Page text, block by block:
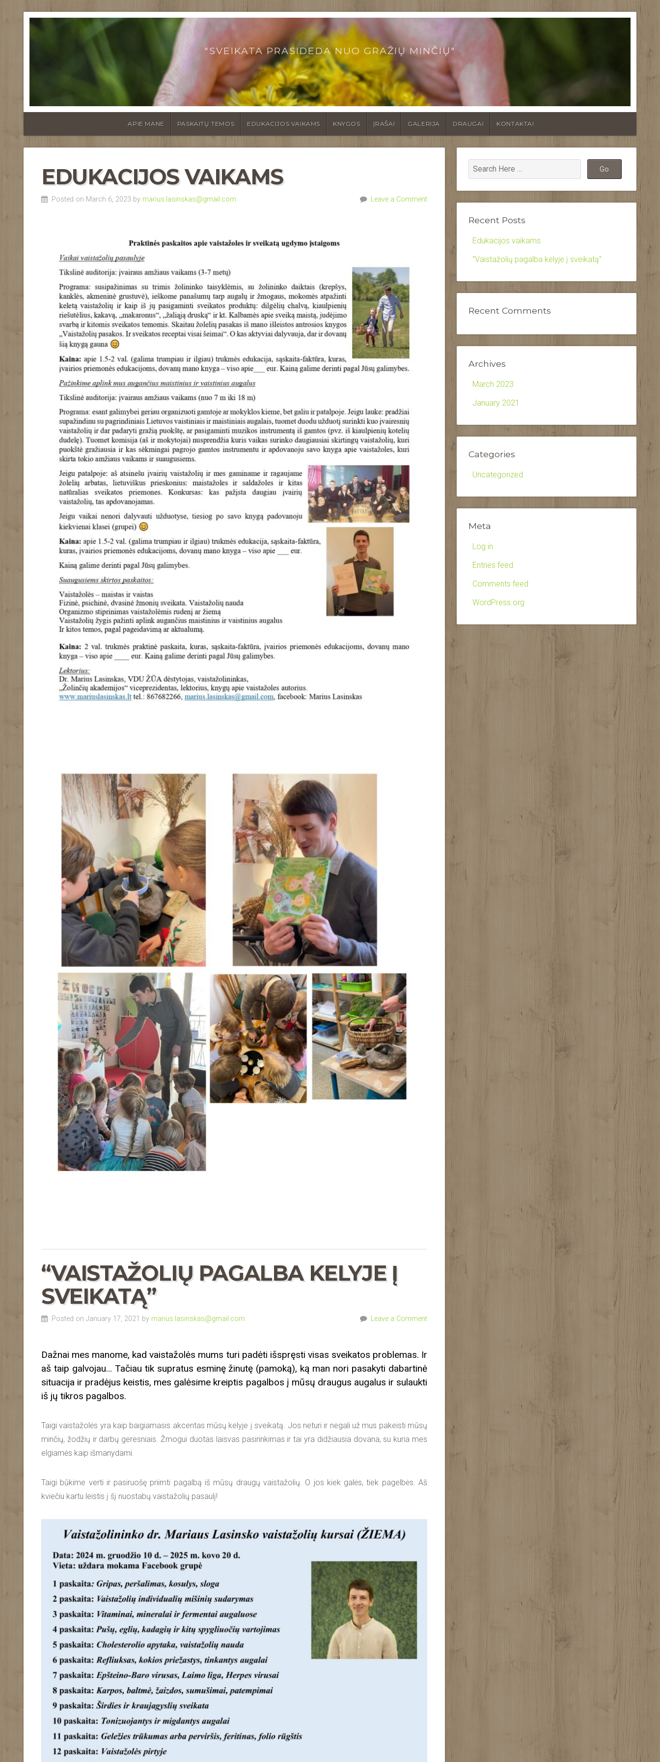
"SVEIKATA PRASIDEDA NUO GRAŽIŲ MINČIŲ"
APIE MANE PASKAITŲ TEMOS EDUKACIJOS VAIKAMS KNYGOS ĮRAŠAI GALERIJA DRAUGAI KONTAKTAI
EDUKACIJOS VAIKAMS
Posted on March 6, 2023 by marius.lasinskas@gmail.com Leave a Comment
“VAISTAŽOLIŲ PAGALBA KELYJE Į
SVEIKATĄ”
Posted on January 17, 2021 by marius.lasinskas@gmail.com Leave a Comment
Dažnai mes manome, kad vaistažolės mums turi padėti išspręsti visas sveikatos problemas. Ir
aš taip galvojau… Tačiau tik supratus esminę žinutę (pamoką), ką man nori pasakyti dabartinė
situacija ir pradėjus keistis, mes galėsime kreiptis pagalbos į mūsų draugus augalus ir sulaukti
iš jų tikros pagalbos.
Taigi vaistažolės yra kaip baigiamasis akcentas mūsų kelyje į sveikatą. Jos neturi ir negali už mus pakeisti mūsų
minčių, žodžių ir darbų geresniais. Žmogui duotas laisvas pasirinkimas ir tai yra didžiausia dovana, su kuria mes
elgiamės kaip išmanydami.
Taigi būkime verti ir pasiruošę priimti pagalbą iš mūsų draugų vaistažolių. O jos kiek galės, tiek pagelbės. Aš
kviečiu kartu leistis į šį nuostabų vaistažolių pasaulį!
Recent Posts
Edukacijos vaikams
“Vaistažolių pagalba kelyje į sveikatą”
Recent Comments
Archives
March 2023
January 2021
Categories
Uncategorized
Meta
Log in
Entries feed
Comments feed
WordPress.org